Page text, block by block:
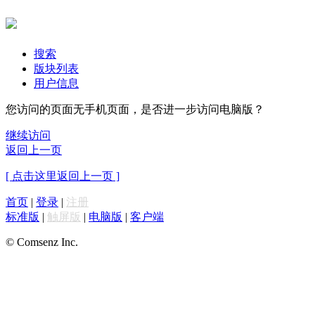
搜索
版块列表
用户信息
您访问的页面无手机页面，是否进一步访问电脑版？
继续访问
返回上一页
[ 点击这里返回上一页 ]
首页 | 登录 | 注册
标准版 | 触屏版 | 电脑版 | 客户端
© Comsenz Inc.